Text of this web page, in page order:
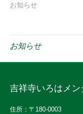
お知らせ
お知らせ
吉祥寺いろはメン
住所：〒180-0003